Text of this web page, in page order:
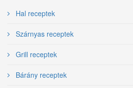
Hal receptek
Szárnyas receptek
Grill receptek
Bárány receptek